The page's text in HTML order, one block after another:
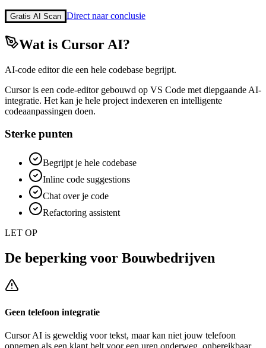
Gratis AI Scan Direct naar conclusie
Wat is Cursor AI?
AI-code editor die een hele codebase begrijpt.
Cursor is een code-editor gebouwd op VS Code met diepgaande AI-
integratie. Het kan je hele project indexeren en intelligente
codeaanpassingen doen.
Sterke punten
Begrijpt je hele codebase
Inline code suggestions
Chat over je code
Refactoring assistent
LET OP
De beperking voor Bouwbedrijven
Geen telefoon integratie
Cursor AI is geweldig voor tekst, maar kan niet jouw telefoon